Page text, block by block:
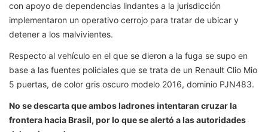
con apoyo de dependencias lindantes a la jurisdicción
implementaron un operativo cerrojo para tratar de ubicar y
detener a los malvivientes.
Respecto al vehículo en el que se dieron a la fuga se supo en
base a las fuentes policiales que se trata de un Renault Clio Mio
5 puertas, de color gris oscuro modelo 2016, dominio PJN483.
No se descarta que ambos ladrones intentaran cruzar la
frontera hacia Brasil, por lo que se alertó a las autoridades